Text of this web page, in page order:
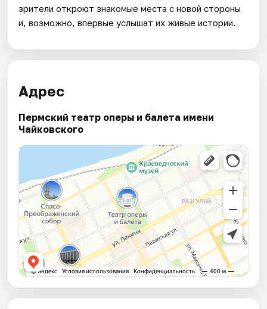
зрители откроют знакомые места с новой стороны
и, возможно, впервые услышат их живые истории.
Адрес
Пермский театр оперы и балета имени
Чайковского